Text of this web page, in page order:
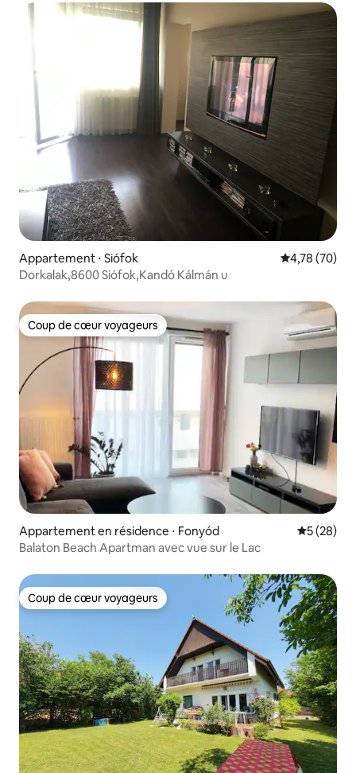
Appartement ⋅ Siófok Évaluation
4,78 (70)
Dorkalak,8600 Siófok,Kandó Kálmán u
Coup de cœur voyageurs
Coup de cœur voyageurs
Appartement en résidence ⋅ Fonyód
5 (28)
Balaton Beach Apartman avec vue sur le Lac
Coup de cœur voyageurs
Coup de cœur voyageurs